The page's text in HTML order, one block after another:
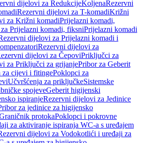
dijelovi za RedukcijeKoljenaRezervni
Rezervni dijelovi za T-komadiKrižni
za Križni komadiPrijelazni komadi,
Prijelazni komadi, fiksniPrijelazni komadi
dijelovi za Prijelazni komadi i
Rezervni dijelovi za
dijelovi za ČepoviPriključci za
za Priključci za grijanjePribor za Geberit
za cijevi i fitingePoklopci za
Učvršćenja za priključkeSistemske
spojeveGeberit higijenski
ispiranjeRezervni dijelovi za Jedinice
za jedinice za higijensko
protokaPoklopci i pokrovne
za aktiviranje ispiranja WC-a s uređajem
dijelovi za Vodokotlići i uređaji za